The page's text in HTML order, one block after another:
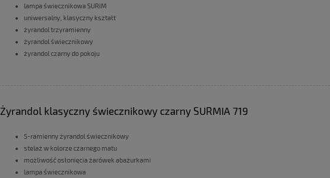
lampa świecznikowa SURIM
uniwersalny, klasyczny kształt
żyrandol trzyramienny
żyrandol świecznikowy
żyrandol czarny do pokoju
Żyrandol klasyczny świecznikowy czarny SURMIA 719
5-ramienny żyrandol świecznikowy
stelaż w kolorze czarnego matu
możliwość osłonięcia żarówek abażurkami
lampa świecznikowa